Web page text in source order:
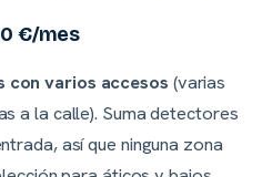
€/mes
con varios accesos (varias
a la calle). Suma detectores
así que ninguna zona